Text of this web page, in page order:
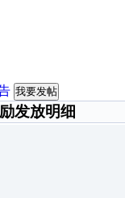
我要发帖
发放明细